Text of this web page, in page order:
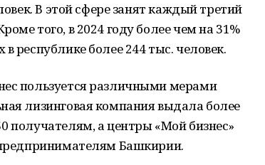
В этой сфере занят каждый третий
того, в 2024 году более чем на 31%
республике более 244 тыс. человек.
пользуется различными мерами
лизинговая компания выдала более
получателям, а центры «Мой бизнес»
Башкирии.